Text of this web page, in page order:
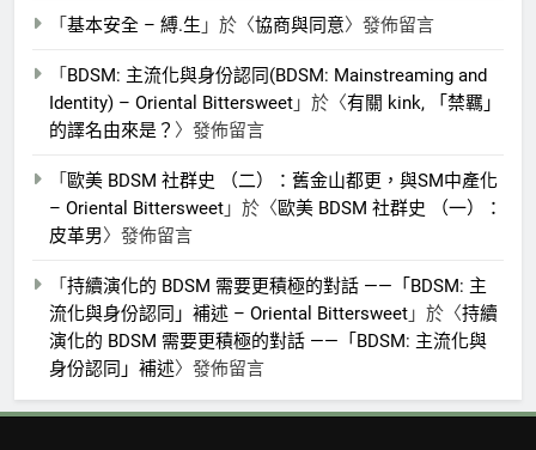
「 基本安全 – 縛.生 」於〈協商與同意〉發佈留言
「 BDSM: 主流化與身份認同(BDSM: Mainstreaming and
Identity) – Oriental Bittersweet 」於〈有關 kink, 「禁羈」
的譯名由來是？ 〉發佈留言
「 歐美 BDSM 社群史 （二）：舊金山都更，與SM中產化
– Oriental Bittersweet 」於〈歐美 BDSM 社群史 （一）：
皮革男〉發佈留言
「 持續演化的 BDSM 需要更積極的對話 ——「BDSM: 主
流化與身份認同」補述 – Oriental Bittersweet 」於〈持續
演化的 BDSM 需要更積極的對話 ——「BDSM: 主流化與
身份認同」補述〉發佈留言